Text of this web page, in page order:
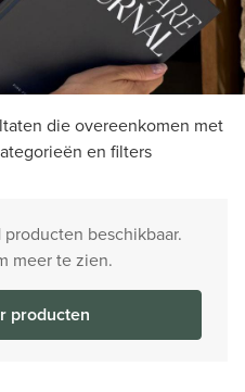
die overeenkomen met
en filters
producten beschikbaar.
meer te zien.
producten